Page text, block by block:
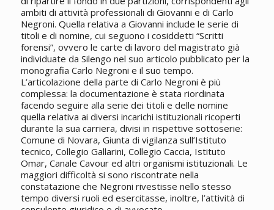
ambiti di attività professionali di Giovanni e di Carlo
Negroni. Quella relativa a Giovanni include le serie di
titoli e di nomine, cui seguono i cosiddetti “Scritti
forensi”, ovvero le carte di lavoro del magistrato già
individuate da Silengo nel suo articolo pubblicato per la
monografia Carlo Negroni e il suo tempo.
L’articolazione della parte di Carlo Negroni è più
complessa: la documentazione è stata riordinata
facendo seguire alla serie dei titoli e delle nomine
quella relativa ai diversi incarichi istituzionali ricoperti
durante la sua carriera, divisi in rispettive sottoserie:
Comune di Novara, Giunta di vigilanza sull’Istituto
tecnico, Collegio Gallarini, Collegio Caccia, Istituto
Omar, Canale Cavour ed altri organismi istituzionali. Le
maggiori difficoltà si sono riscontrate nella
constatazione che Negroni rivestisse nello stesso
tempo diversi ruoli ed esercitasse, inoltre, l’attività di